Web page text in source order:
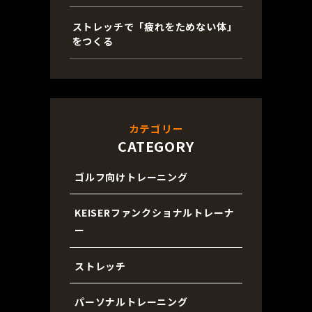
ストレッチで「疲れをためない体」
をつくる
カテゴリー
CATEGORY
ゴルフ向けトレーニング
KEISERファンクショナルトレーナ
ー
ストレッチ
パーソナルトレーニング